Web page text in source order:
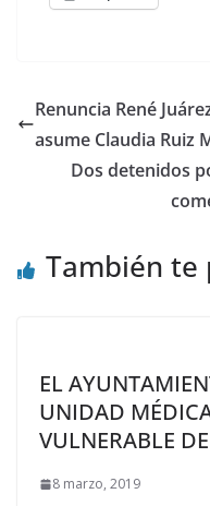
Renuncia René
asume Claudia Ruiz
Dos detenidos
También te
EL
UNIDAD
VULNERABLE
8 marzo, 2019